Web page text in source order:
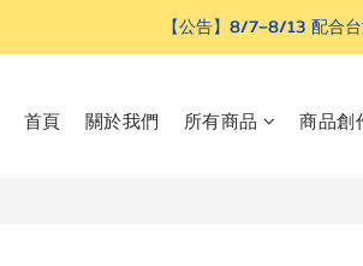
【公告】8/7–8/13 配合
首頁 關於我們 所有商品 商品創